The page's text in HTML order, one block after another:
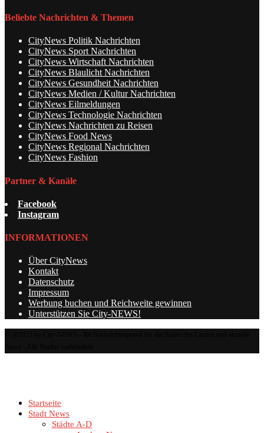
Beliebte Nachrichten & Themen
CityNews Politik Nachrichten
CityNews Sport Nachrichten
CityNews Wirtschaft Nachrichten
CityNews Blaulicht Nachrichten
CityNews Gesundheit Nachrichten
CityNews Medien / Kultur Nachrichten
CityNews Eilmeldungen
CityNews Technologie Nachrichten
CityNews Nachrichten zu Reisen
CityNews Food News
CityNews Regional Nachrichten
CityNews Fashion
Partner & Kanäle
Facebook
Instagram
INFORMATIONEN
Über CityNews
Kontakt
Datenschutz
Impressum
Werbung buchen und Reichweite gewinnen
Unterstützen Sie City-NEWS!
Startseite
Stadt News
Städte A-D